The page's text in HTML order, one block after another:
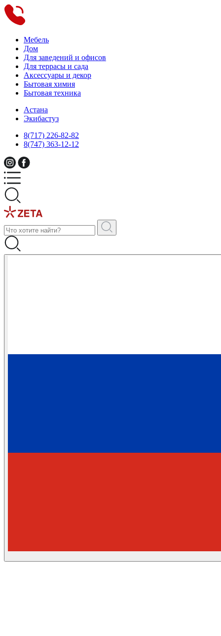
Мебель
Дом
Для заведений и офисов
Для террасы и сада
Аксессуары и декор
Бытовая химия
Бытовая техника
Астана
Экибастуз
8(717) 226-82-82
8(747) 363-12-12